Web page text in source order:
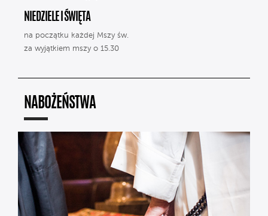
NIEDZIELE I ŚWIĘTA
na początku każdej Mszy św.
za wyjątkiem mszy o 15.30
NABOŻEŃSTWA